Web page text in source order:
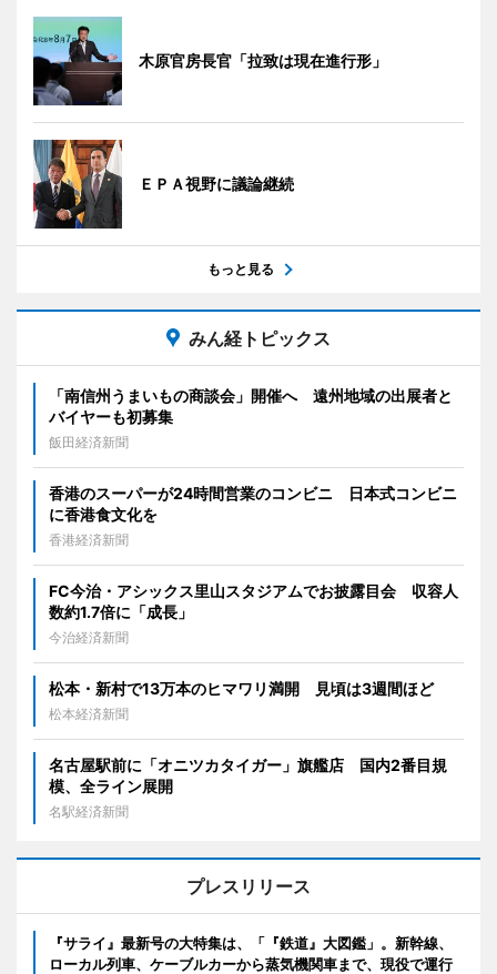
木原官房長官「拉致は現在進行形」
ＥＰＡ視野に議論継続
もっと見る
みん経トピックス
「南信州うまいもの商談会」開催へ 遠州地域の出展者と
バイヤーも初募集
飯田経済新聞
香港のスーパーが24時間営業のコンビニ 日本式コンビニ
に香港食文化を
香港経済新聞
FC今治・アシックス里山スタジアムでお披露目会 収容人
数約1.7倍に「成長」
今治経済新聞
松本・新村で13万本のヒマワリ満開 見頃は3週間ほど
松本経済新聞
名古屋駅前に「オニツカタイガー」旗艦店 国内2番目規
模、全ライン展開
名駅経済新聞
プレスリリース
『サライ』最新号の大特集は、「『鉄道』大図鑑」。新幹線、
ローカル列車、ケーブルカーから蒸気機関車まで、現役で運行